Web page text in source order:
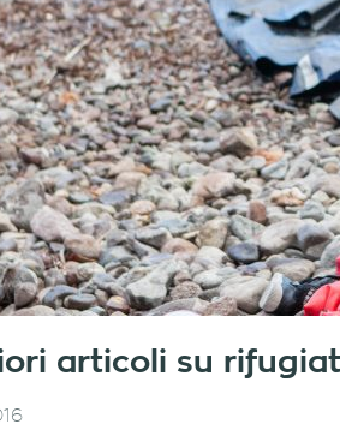
articoli su